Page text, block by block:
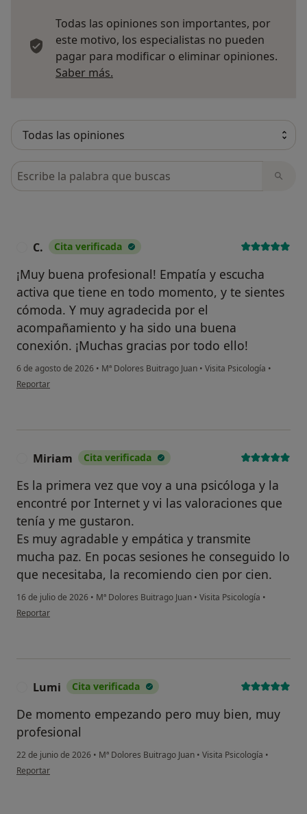
Todas las opiniones son importantes, por
este motivo, los especialistas no pueden
pagar para modificar o eliminar opiniones.
Saber más.
Busca en opiniones
C. Cita verificada
¡Muy buena profesional! Empatía y escucha
activa que tiene en todo momento, y te sientes
cómoda. Y muy agradecida por el
acompañamiento y ha sido una buena
conexión. ¡Muchas gracias por todo ello!
6 de agosto de 2026 • Mª Dolores Buitrago Juan • Visita Psicología •
en opinión del usuario C.
Reportar
Miriam Cita verificada
Es la primera vez que voy a una psicóloga y la
encontré por Internet y vi las valoraciones que
tenía y me gustaron.
Es muy agradable y empática y transmite
mucha paz. En pocas sesiones he conseguido lo
que necesitaba, la recomiendo cien por cien.
16 de julio de 2026 • Mª Dolores Buitrago Juan • Visita Psicología •
en opinión del usuario Miriam
Reportar
Lumi Cita verificada
De momento empezando pero muy bien, muy
profesional
22 de junio de 2026 • Mª Dolores Buitrago Juan • Visita Psicología •
en opinión del usuario Lumi
Reportar